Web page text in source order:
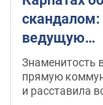
ведущую
захейтили
Знаменитость
прямую
и расставила